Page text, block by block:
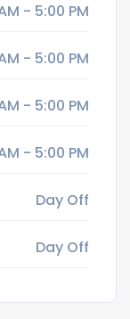
- 5:00 PM
- 5:00 PM
- 5:00 PM
- 5:00 PM
Day Off
Day Off